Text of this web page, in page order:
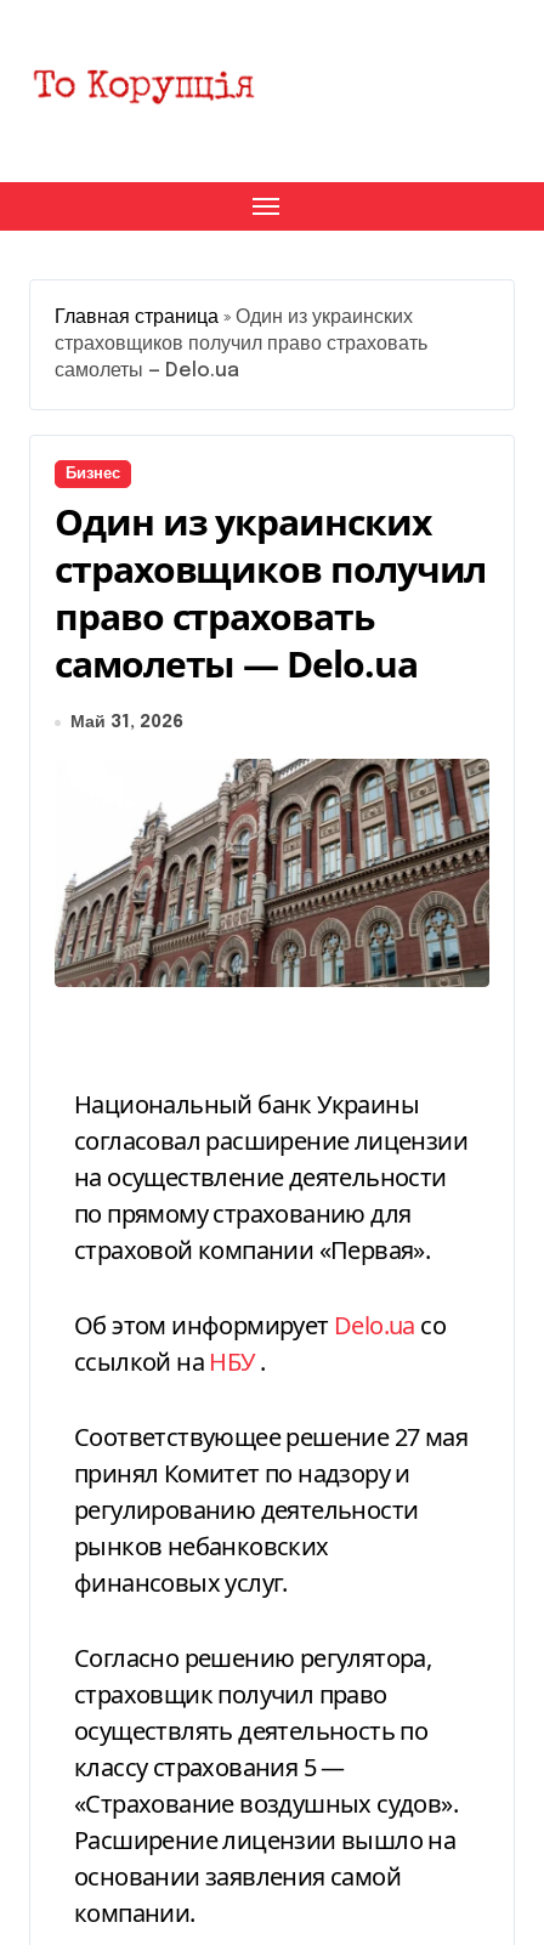
содержанию
Главная страница » Один из украинских
страховщиков получил право страховать
самолеты — Delo.ua
Бизнес
Один из украинских
страховщиков получил
право страховать
самолеты — Delo.ua
Май 31, 2026
Национальный банк Украины
согласовал расширение лицензии
на осуществление деятельности
по прямому страхованию для
страховой компании «Первая».
Об этом информирует Delo.ua со
ссылкой на НБУ.
Соответствующее решение 27 мая
принял Комитет по надзору и
регулированию деятельности
рынков небанковских
финансовых услуг.
Согласно решению регулятора,
страховщик получил право
осуществлять деятельность по
классу страхования 5 —
«Страхование воздушных судов».
Расширение лицензии вышло на
основании заявления самой
компании.